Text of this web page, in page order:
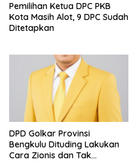
Pemilihan Ketua DPC PKB
Kota Masih Alot, 9 DPC Sudah
Ditetapkan
DPD Golkar Provinsi
Bengkulu Dituding Lakukan
Cara Zionis dan Tak